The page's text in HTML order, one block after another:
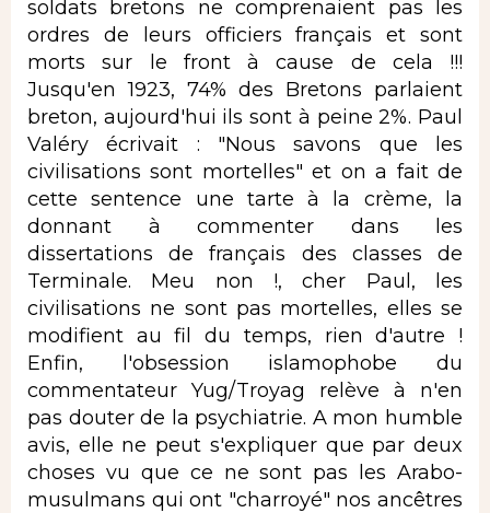
soldats bretons ne comprenaient pas les
ordres de leurs officiers français et sont
morts sur le front à cause de cela !!!
Jusqu'en 1923, 74% des Bretons parlaient
breton, aujourd'hui ils sont à peine 2%. Paul
Valéry écrivait : "Nous savons que les
civilisations sont mortelles" et on a fait de
cette sentence une tarte à la crème, la
donnant à commenter dans les
dissertations de français des classes de
Terminale. Meu non !, cher Paul, les
civilisations ne sont pas mortelles, elles se
modifient au fil du temps, rien d'autre !
Enfin, l'obsession islamophobe du
commentateur Yug/Troyag relève à n'en
pas douter de la psychiatrie. A mon humble
avis, elle ne peut s'expliquer que par deux
choses vu que ce ne sont pas les Arabo-
musulmans qui ont "charroyé" nos ancêtres